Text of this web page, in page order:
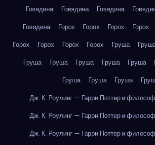
Говядина
Говядина Говядина
Говядина
Горох Горох Горох Горох
Горох
Горох Горох Горох Груша
Груша
Груша Груша Груша Груша
Груша
Груша Груша
Дж. К. Роулинг — Гарри Поттер и
Дж. К. Роулинг — Гарри Поттер и
Дж. К. Роулинг — Гарри Поттер и